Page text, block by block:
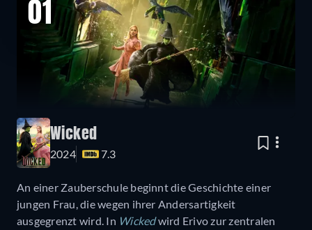
01
Wicked
2024 7.3
An einer Zauberschule beginnt die Geschichte einer
jungen Frau, die wegen ihrer Andersartigkeit
ausgegrenzt wird. In Wickedwird Erivo zur zentralen